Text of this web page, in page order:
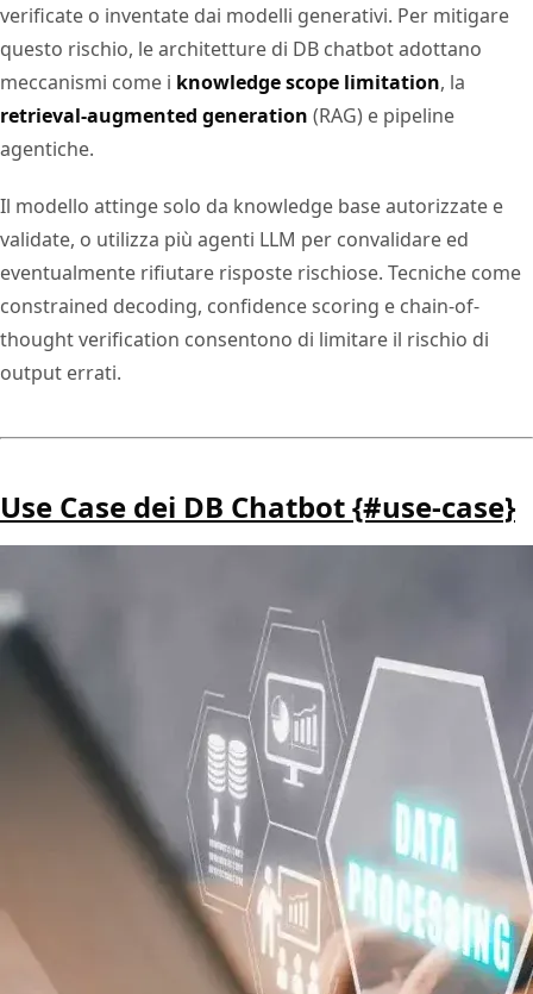
verificate o inventate dai modelli generativi. Per mitigare
questo rischio, le architetture di DB chatbot adottano
meccanismi come i knowledge scope limitation, la
retrieval-augmented generation (RAG) e pipeline
agentiche.
Il modello attinge solo da knowledge base autorizzate e
validate, o utilizza più agenti LLM per convalidare ed
eventualmente rifiutare risposte rischiose. Tecniche come
constrained decoding, confidence scoring e chain-of-
thought verification consentono di limitare il rischio di
output errati.
Use Case dei DB Chatbot {#use-case}